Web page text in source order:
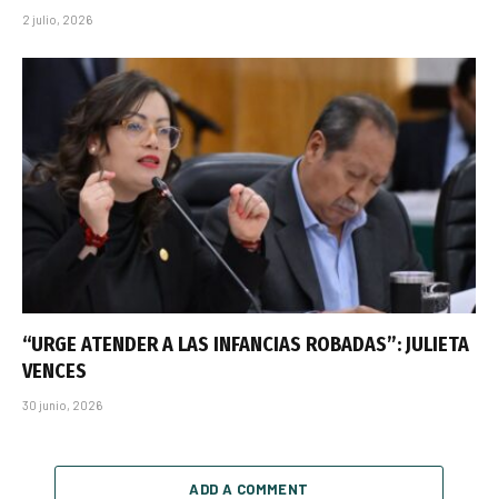
2 julio, 2026
“URGE ATENDER A LAS INFANCIAS ROBADAS”: JULIETA
VENCES
30 junio, 2026
ADD A COMMENT